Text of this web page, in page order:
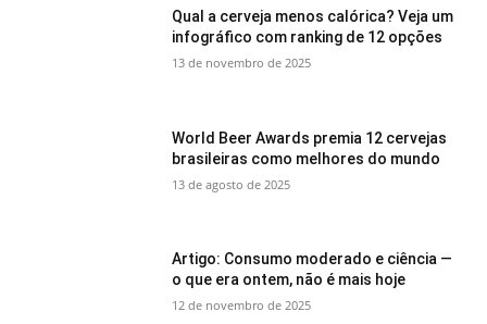
Qual a cerveja menos calórica? Veja um
infográfico com ranking de 12 opções
13 de novembro de 2025
World Beer Awards premia 12 cervejas
brasileiras como melhores do mundo
13 de agosto de 2025
Artigo: Consumo moderado e ciência —
o que era ontem, não é mais hoje
12 de novembro de 2025